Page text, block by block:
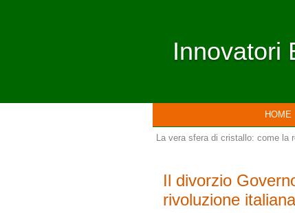
Innovatori
HOME
La vera sfera di cristallo: come la
Il divorzio
rivoluzione italiana